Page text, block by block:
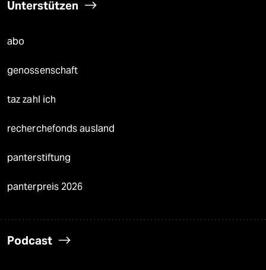
Unterstützen
abo
genossenschaft
taz zahl ich
recherchefonds ausland
panterstiftung
panterpreis 2026
Podcast